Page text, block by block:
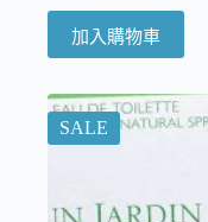
加入購物車
SALE